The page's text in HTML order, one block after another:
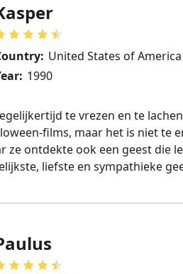
United States of America
1990
te vrezen en te
films, maar het is niet te
ze ontdekte ook een geest die
liefste en sympathieke